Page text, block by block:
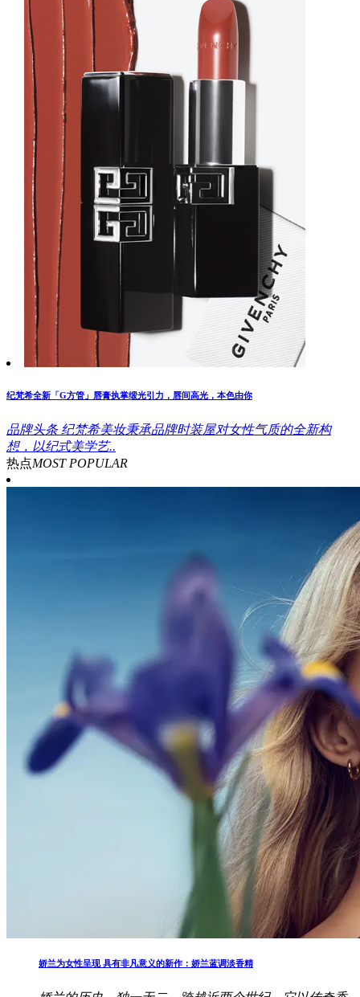
纪梵希全新「G方管」唇膏执掌缎光引力，唇间高光，本色由你
品牌头条 纪梵希美妆秉承品牌时装屋对女性气质的全新构
想，以纪式美学艺..
热点MOST POPULAR
娇兰为女性呈现 具有非凡意义的新作：娇兰蓝调淡香精